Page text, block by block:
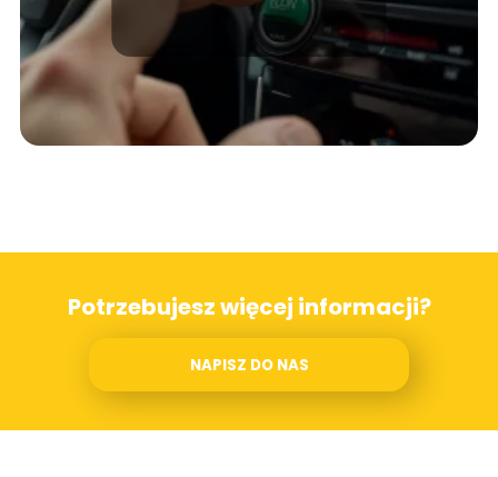
Potrzebujesz więcej informacji?
NAPISZ DO NAS